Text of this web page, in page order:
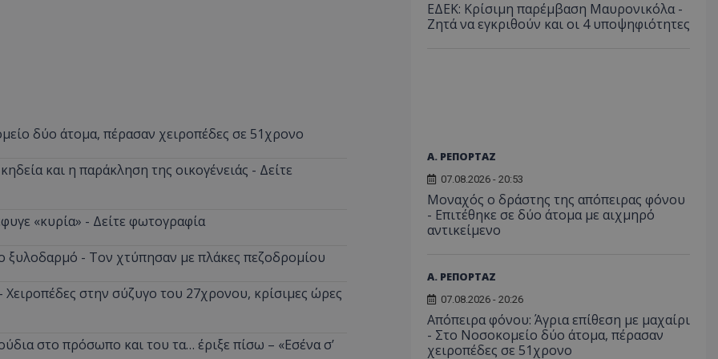
δύο άτομα, πέρασαν χειροπέδες σε 51χρονο
και η παράκληση της οικογένειάς - Δείτε
«κυρία» - Δείτε φωτογραφία
ξυλοδαρμό - Τον χτύπησαν με πλάκες πεζοδρομίου
στην σύζυγο του 27χρονου, κρίσιμες ώρες
στο πρόσωπο και του τα… έριξε πίσω – «Εσένα σ’
ΕΔΕΚ: Κρίσιμη παρέμβαση Μαυρονικόλα -
Ζητά να εγκριθούν και οι 4 υποψηφιότητες
Α. ΡΕΠΟΡΤΑΖ
07.08.2026 - 20:53
Μοναχός ο δράστης της απόπειρας φόνου
- Επιτέθηκε σε δύο άτομα με αιχμηρό
αντικείμενο
Α. ΡΕΠΟΡΤΑΖ
07.08.2026 - 20:26
Απόπειρα φόνου: Άγρια επίθεση με μαχαίρι
- Στο Νοσοκομείο δύο άτομα, πέρασαν
χειροπέδες σε 51χρονο